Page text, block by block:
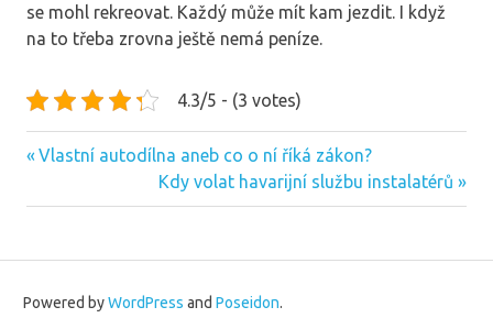
se mohl rekreovat. Každý může mít kam jezdit. I když
na to třeba zrovna ještě nemá peníze.
4.3/5 - (3 votes)
Navigace
pro
Previous
Vlastní autodílna aneb co o ní říká zákon?
Next
Post:
Kdy volat havarijní službu instalatérů
Powered byWordPress and Poseidon.